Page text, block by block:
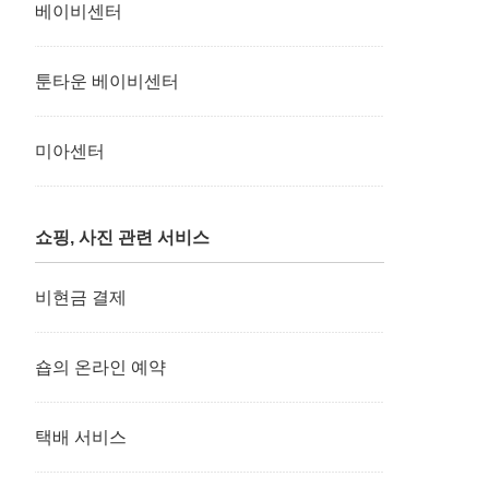
베이비센터
툰타운 베이비센터
미아센터
쇼핑, 사진 관련 서비스
비현금 결제
숍의 온라인 예약
택배 서비스